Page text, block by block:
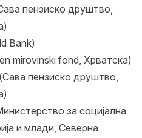
пензиско друштво,
Bank)
mirovinski fond, Хрватска)
пензиско друштво,
за социјална
и млади, Северна